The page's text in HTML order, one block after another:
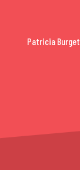
Patricia Burget